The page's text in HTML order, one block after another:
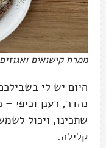
ממרח קישואים
היום יש לי
נהדר, רענן וכיפי –
שתכינו, ויכול
קלילה.